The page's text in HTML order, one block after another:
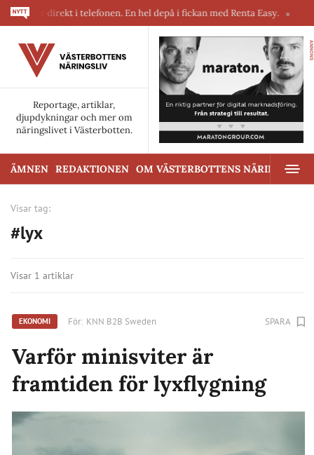
direkt i telefonen. En hel depå i fickan med Renta Easy.
Reportage, artiklar,
djupdykningar och mer om
näringslivet i Västerbotten.
ANNONS
ÄMNEN REDAKTIONEN OM VÄSTERBOTTENS NÄRINGSLIV
Visar tag:
#lyx
Visar 1 artiklar
EKONOMI För: KNN B2B Sweden SPARA
Varför minisviter är
framtiden för lyxflygning